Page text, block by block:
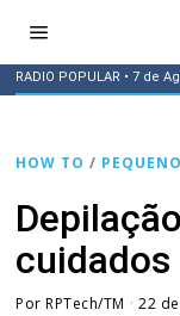
RADIO POPULAR • 7 de
HOW TO /
PorRPTech/TM 22